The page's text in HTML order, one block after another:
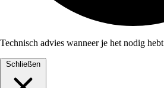
Technisch advies wanneer je het nodig hebt
Schließen